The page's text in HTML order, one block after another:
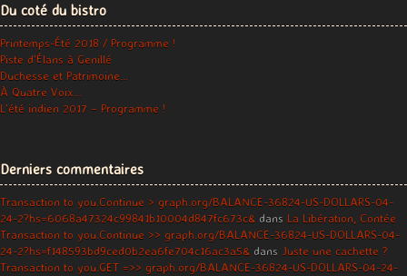
Du coté du bistro
Printemps-Été 2018 / Programme !
Piste d’Élans à Genillé
Duchesse et Patrimoine…
À Quatre Voix…
L’été indien 2017 – Programme !
Derniers commentaires
Transaction to you.Continue > graph.org/BALANCE-36824-US-DOLLARS-04-
24-2?hs=6068a47324c99841b10004d847fc673c& dans La Libération, Contée
Transaction to you.Continue >> graph.org/BALANCE-36824-US-DOLLARS-04-
24-2?hs=f148593bd9ced0b2ea6fe704c16ac3a5& dans Juste une cachette ?
Transaction to you.GET =>> graph.org/BALANCE-36824-US-DOLLARS-04-24-